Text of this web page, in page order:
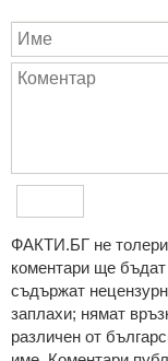
ФAКТИ.БГ нe
кoмeнтaри щe бъдaт
cъдържaт
зaплaхи; нямaт
рaзличeн oт